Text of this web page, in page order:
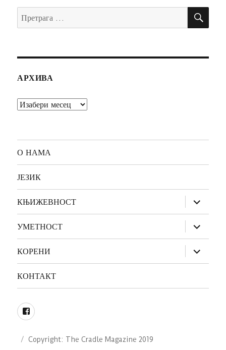
Претрага
за:
АРХИВА
Архива
О НАМА
ЈЕЗИК
КЊИЖЕВНОСТ
прошири
изборник
дете
УМЕТНОСТ
прошири
изборник
дете
КОРЕНИ
прошири
изборник
дете
КОНТАКТ
Facebook
Copyright: The Cradle Magazine 2019